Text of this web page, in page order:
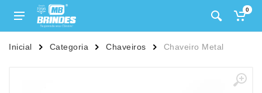
0
Inicial Categoria Chaveiros Chaveiro Metal